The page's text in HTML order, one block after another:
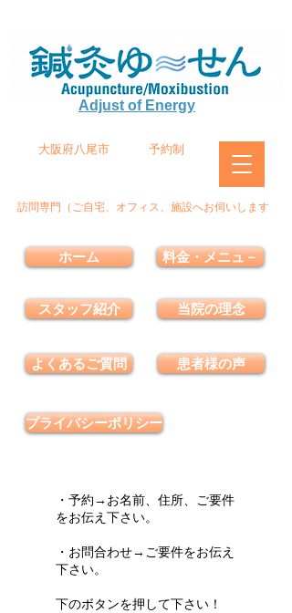
Adjust of Energy
大阪府八尾市 予約制
訪問専門（ご自宅、オフィス、施設へお伺いします
ホーム
スタッフ紹介
よくあるご質問
料金・メニュ－
当院の理念
患者様の声
プライバシーポリシー
・予約→お名前、住所、ご要件
をお伝え下さい。
・お問合わせ→ご要件をお伝え
下さい。
下のボタンを押して下さい！